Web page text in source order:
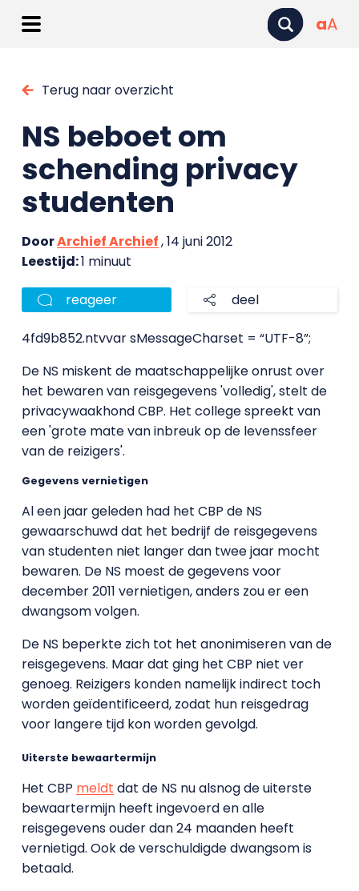
aA
Terug naar overzicht
NS beboet om
schending privacy
studenten
DoorArchief Archief, 14 juni 2012
Leestijd:1 minuut
reageer deel
4fd9b852.ntvvar sMessageCharset = “UTF-8”;
De NS miskent de maatschappelijke onrust over
het bewaren van reisgegevens 'volledig', stelt de
privacywaakhond CBP. Het college spreekt van
een 'grote mate van inbreuk op de levenssfeer
van de reizigers'.
Gegevens vernietigen
Al een jaar geleden had het CBP de NS
gewaarschuwd dat het bedrijf de reisgegevens
van studenten niet langer dan twee jaar mocht
bewaren. De NS moest de gegevens voor
december 2011 vernietigen, anders zou er een
dwangsom volgen.
De NS beperkte zich tot het anonimiseren van de
reisgegevens. Maar dat ging het CBP niet ver
genoeg. Reizigers konden namelijk indirect toch
worden geïdentificeerd, zodat hun reisgedrag
voor langere tijd kon worden gevolgd.
Uiterste bewaartermijn
Het CBP meldt dat de NS nu alsnog de uiterste
bewaartermijn heeft ingevoerd en alle
reisgegevens ouder dan 24 maanden heeft
vernietigd. Ook de verschuldigde dwangsom is
betaald.